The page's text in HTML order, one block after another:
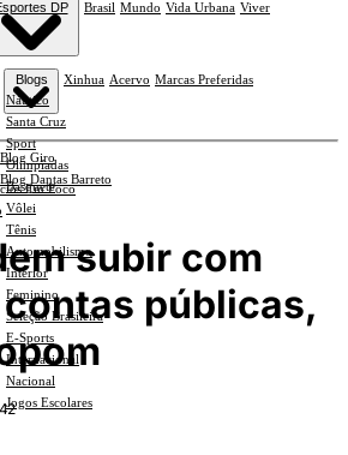
DP
Náutico
Santa Cruz
Sport
Olimpíadas
Basquete
Vôlei
Tênis
Automobilismo
Interior
Feminino
Seleção Brasileira
E-Sports
Internacional
Nacional
Jogos Escolares
Brasil Mundo Vida Urbana Viver
Em Foco
Blogs
Blog Giro
Blog Dantas Barreto
Xinhua Acervo Marcas Preferidas
subir com
públicas,